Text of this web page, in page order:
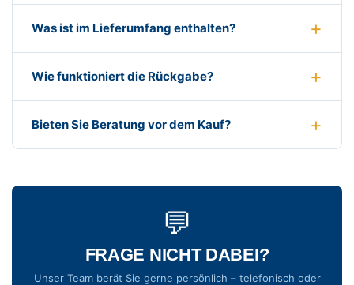
Was ist im Lieferumfang enthalten?
Wie funktioniert die Rückgabe?
Bieten Sie Beratung vor dem Kauf?
💬
FRAGE NICHT DABEI?
Unser Team berät Sie gerne persönlich – telefonisch oder